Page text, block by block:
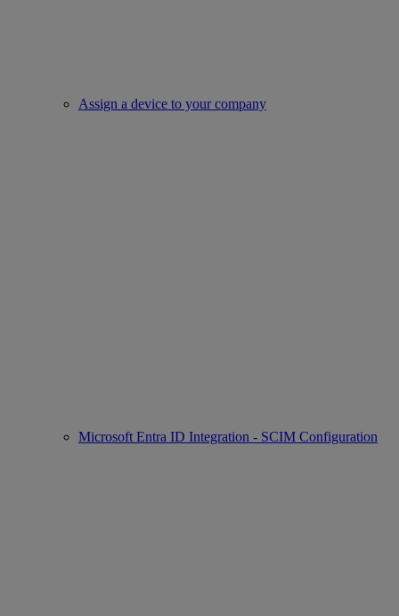
Assign a device to your company
Microsoft Entra ID Integration - SCIM Configuration